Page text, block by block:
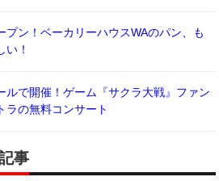
プン！ベーカリーハウスWAのパン、も
い！
ルで開催！ゲーム『サクラ大戦』ファン
ラの無料コンサート
事